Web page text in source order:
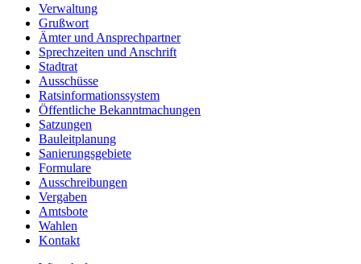
Verwaltung
Grußwort
Ämter und Ansprechpartner
Sprechzeiten und Anschrift
Stadtrat
Ausschüsse
Ratsinformationssystem
Öffentliche Bekanntmachungen
Satzungen
Bauleitplanung
Sanierungsgebiete
Formulare
Ausschreibungen
Vergaben
Amtsbote
Wahlen
Kontakt